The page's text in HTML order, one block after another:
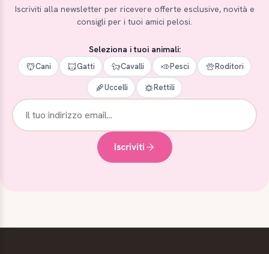
Iscriviti alla newsletter per ricevere offerte esclusive, novità e
consigli per i tuoi amici pelosi.
Seleziona i tuoi animali:
Cani Gatti Cavalli Pesci Roditori
Uccelli Rettili
Iscriviti